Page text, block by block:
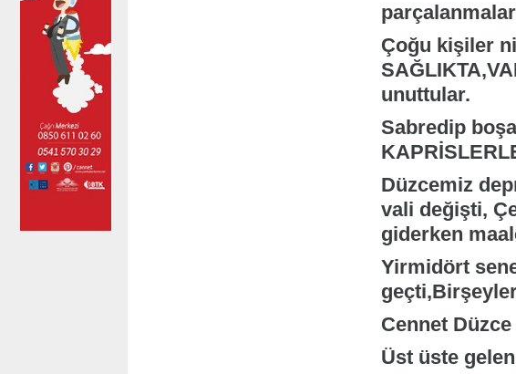
Çoğu kişiler
unuttular.
Sabredip
Düzcemiz
vali değişti,
giderken
Yirmidört
geçti,Birşeyler
Cennet
Üst üste